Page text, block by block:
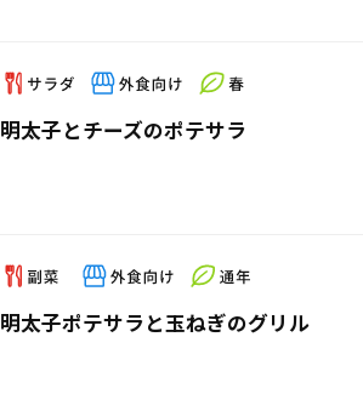
明太子とチーズのポテサラ
明太子ポテサラと玉ねぎのグリル